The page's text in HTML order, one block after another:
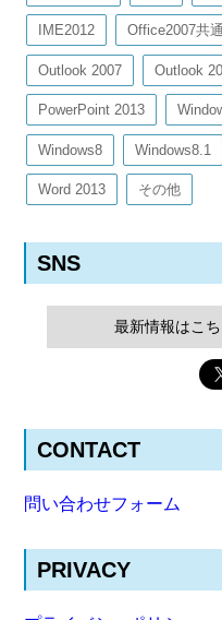
IME2012 Office2007共通
Outlook 2007 Outlook
PowerPoint 2013
Windows8 Windows8.1
Word 2013 その他
SNS
最新情報はこ
CONTACT
問い合わせフォーム
PRIVACY